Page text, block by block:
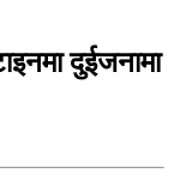
दुईजनामा